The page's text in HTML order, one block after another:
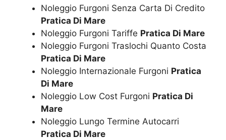
Noleggio Furgoni Senza Carta Di Credito
Pratica Di Mare
Noleggio Furgoni Tariffe Pratica Di Mare
Noleggio Furgoni Traslochi Quanto Costa
Pratica Di Mare
Noleggio Internazionale Furgoni Pratica
Di Mare
Noleggio Low Cost Furgoni Pratica Di
Mare
Noleggio Lungo Termine Autocarri
Pratica Di Mare